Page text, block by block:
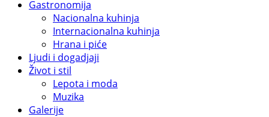
Gastronomija
Nacionalna kuhinja
Internacionalna kuhinja
Hrana i piće
Ljudi i dogadjaji
Život i stil
Lepota i moda
Muzika
Galerije